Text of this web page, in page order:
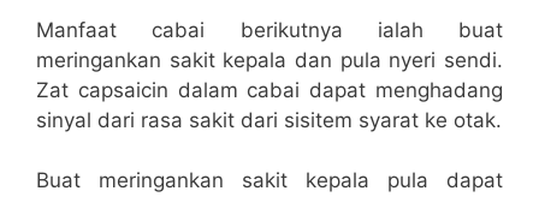
Manfaat cabai berikutnya ialah buat
meringankan sakit kepala dan pula nyeri sendi.
Zat capsaicin dalam cabai dapat menghadang
sinyal dari rasa sakit dari sisitem syarat ke otak.
Buat meringankan sakit kepala pula dapat